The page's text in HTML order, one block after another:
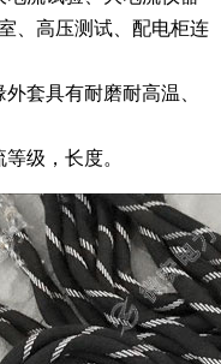
、高压测试、配电柜连
套具有耐磨耐高温、
级，长度。